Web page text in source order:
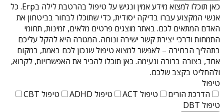
כאן תוכלו למצוא מידע אמין ונגיש על טיפול בהרטבת לילה בErp
. כל
אנשי המקצוע עברו בדיקה יסודית, כדי שתוכלו לבחור בביטחון את
האדם המתאים לכם. באתר מוצגים פרטים מלאים, זמינות, תחומי
התמחות ודרכי יצירת קשר ישירה ונוחה. המטרה היא להקל עליכם
בתהליך הבחירה – לאפשר למצוא טיפול שנכון לכם באמת, במקום
אחד, בצורה ברורה ונעימה. כאן תוכלו להכיר את האפשרויות, לקרוא,
ולהחליט בקצב שלכם.
טיפול
הדרכת הורים
טיפול ACT טיפול ADHD
טיפול CBT
טיפול DBT